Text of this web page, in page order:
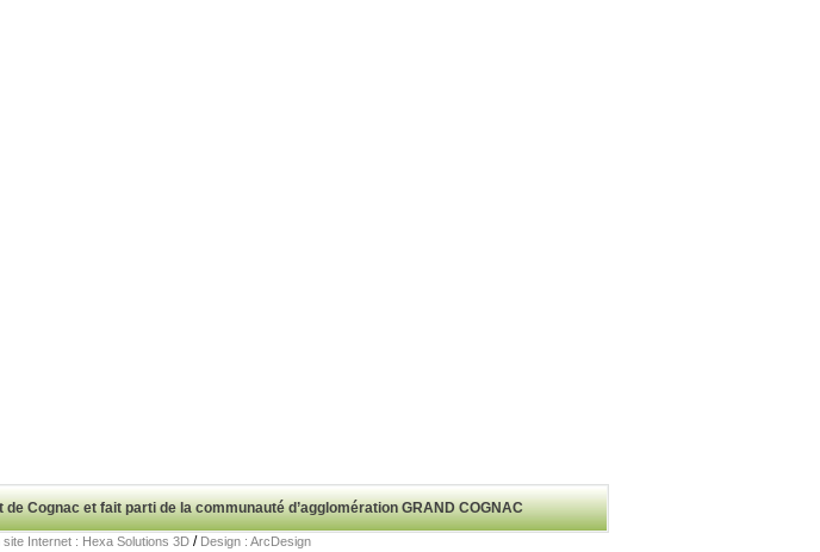
Cognac et fait parti de la communauté d’agglomération GRAND COGNAC
site Internet : Hexa Solutions 3D / Design : ArcDesign